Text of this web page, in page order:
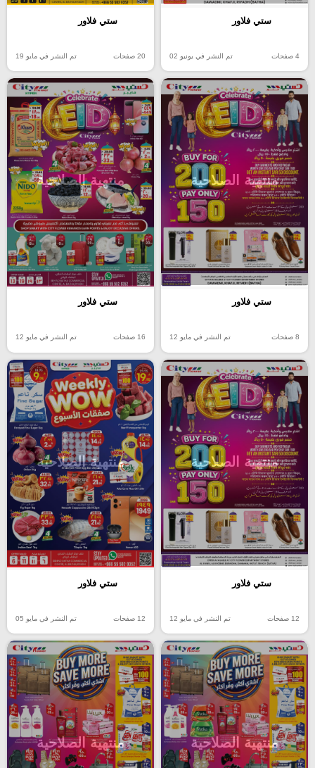
ستي فلاور
4 صفحات تم النشر في يونيو 02
ستي فلاور
20 صفحات تم النشر في مايو 19
منتهية الصلاحية
ستي فلاور
8 صفحات تم النشر في مايو 12
منتهية الصلاحية
ستي فلاور
16 صفحات تم النشر في مايو 12
منتهية الصلاحية
ستي فلاور
12 صفحات تم النشر في مايو 12
منتهية الصلاحية
ستي فلاور
12 صفحات تم النشر في مايو 05
منتهية الصلاحية منتهية الصلاحية